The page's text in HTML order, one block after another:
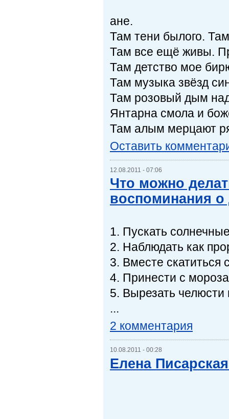
ане.
Там тени былого.
Там все ещё живы.
Там детство мое
Там музыка звёзд
Там розовый дым
Янтарна смола и
Там алым мерцают
Оставить
12.08.2011 - 07:06
Что можно
воспоминания
1. Пускать
2. Наблюдать как
3. Вместе скатиться
4. Принести с мороза
5. Вырезать челюсти
...
2 комментария
10.08.2011 - 00:28
Елена